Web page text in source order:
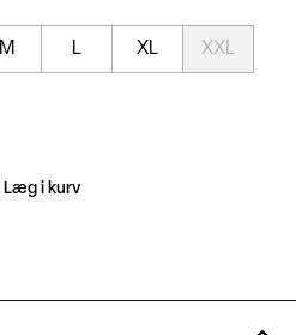
M L XL XXL
Læg i kurv